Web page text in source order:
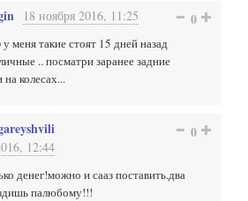
18 ноября 2016, 11:25 0
меня такие стоят 15 дней назад
.. посматри заранее задние
колесах...
12:44
0
денег!можно и сааз поставить.два
палюбому!!!